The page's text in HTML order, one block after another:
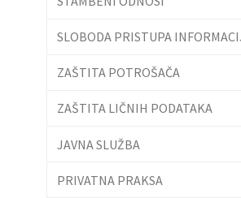
SLOBODA PRISTUPA
ZAŠTITA POTROŠAČA
ZAŠTITA LIČNIH PODATAKA
JAVNA SLUŽBA
PRIVATNA PRAKSA